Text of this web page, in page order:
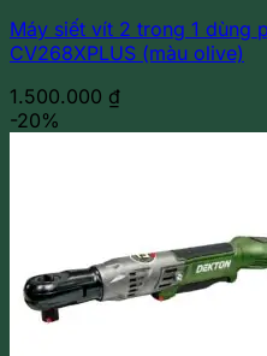
Máy siết vít 2 trong 1 dùng
CV268XPLUS (màu olive)
1.500.000 ₫
-20%